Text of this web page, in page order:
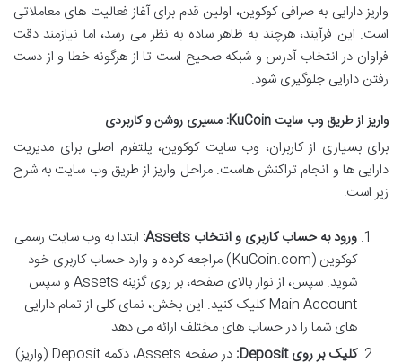
واریز دارایی به صرافی کوکوین، اولین قدم برای آغاز فعالیت های معاملاتی
است. این فرآیند، هرچند به ظاهر ساده به نظر می رسد، اما نیازمند دقت
فراوان در انتخاب آدرس و شبکه صحیح است تا از هرگونه خطا و از دست
رفتن دارایی جلوگیری شود.
واریز از طریق وب سایت KuCoin: مسیری روشن و کاربردی
برای بسیاری از کاربران، وب سایت کوکوین، پلتفرم اصلی برای مدیریت
دارایی ها و انجام تراکنش هاست. مراحل واریز از طریق وب سایت به شرح
زیر است:
ورود به حساب کاربری و انتخاب Assets:
ابتدا به وب سایت رسمی
کوکوین (KuCoin.com) مراجعه کرده و وارد حساب کاربری خود
شوید. سپس، از نوار بالای صفحه، بر روی گزینه Assets و سپس
Main Account کلیک کنید. این بخش، نمای کلی از تمام دارایی
های شما را در حساب های مختلف ارائه می دهد.
کلیک بر روی Deposit:
در صفحه Assets، دکمه Deposit (واریز)